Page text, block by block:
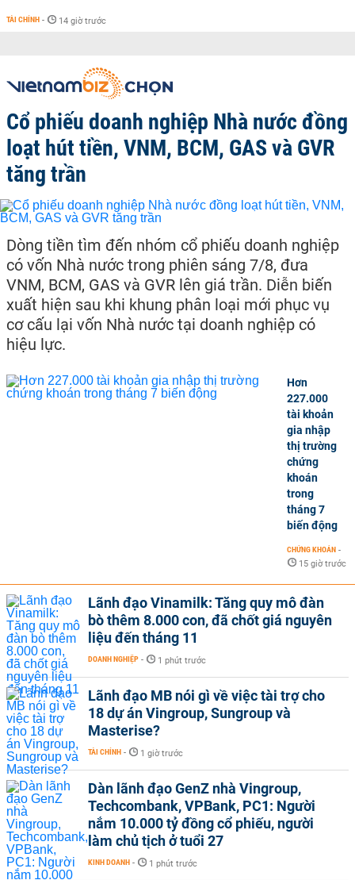
TÀI CHÍNH - 14 giờ trước
Cổ phiếu doanh nghiệp Nhà nước đồng
loạt hút tiền, VNM, BCM, GAS và GVR
tăng trần
Dòng tiền tìm đến nhóm cổ phiếu doanh nghiệp
có vốn Nhà nước trong phiên sáng 7/8, đưa
VNM, BCM, GAS và GVR lên giá trần. Diễn biến
xuất hiện sau khi khung phân loại mới phục vụ
cơ cấu lại vốn Nhà nước tại doanh nghiệp có
hiệu lực.
Hơn
227.000
tài khoản
gia nhập
thị trường
chứng
khoán
trong
tháng 7
biến động
CHỨNG KHOÁN -
15 giờ trước
Lãnh đạo Vinamilk: Tăng quy mô đàn
bò thêm 8.000 con, đã chốt giá nguyên
liệu đến tháng 11
DOANH NGHIỆP - 1 phút trước
Lãnh đạo MB nói gì về việc tài trợ cho
18 dự án Vingroup, Sungroup và
Masterise?
TÀI CHÍNH - 1 giờ trước
Dàn lãnh đạo GenZ nhà Vingroup,
Techcombank, VPBank, PC1: Người
nắm 10.000 tỷ đồng cổ phiếu, người
làm chủ tịch ở tuổi 27
KINH DOANH - 1 phút trước